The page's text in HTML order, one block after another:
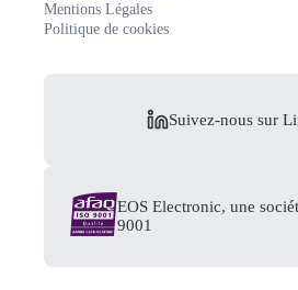
Mentions Légales
Politique de cookies
Suivez-nous sur
EOS Electronic, une
9001